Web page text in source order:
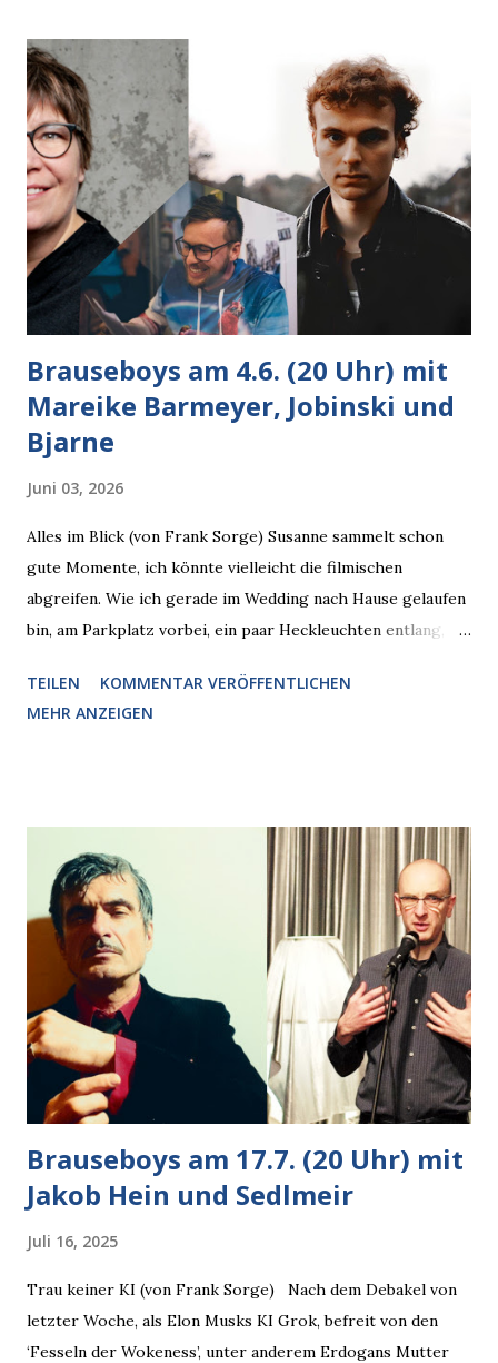
Brauseboys am 4.6. (20 Uhr) mit
Mareike Barmeyer, Jobinski und
Bjarne
Juni 03, 2026
Alles im Blick (von Frank Sorge) Susanne sammelt schon
gute Momente, ich könnte vielleicht die filmischen
abgreifen. Wie ich gerade im Wedding nach Hause gelaufen
bin, am Parkplatz vorbei, ein paar Heckleuchten entlang, als
den Blick kam, mit verlockend frisch leuchtenden
Pizzastücken. Von links pirschte sich eine Krähe an das
Krähe und ihn an, er die Krähe und mich, wir lächelten
gleichzeitig amüsiert. “Vorsicht!”, sagte ich zu ihm, “im
Wedding muss man immer aufpassen!” “Mach ich!”,
bestätigte der freundliche Nachbar, "Hab alles im Blick!”
Wir fixierten die ertappte Krähe, die sich zurückzog.
Heute ging sie leer aus, Abspann, Ende. Die Brauseboys am
Donnerstag, 4.6. (20 Uhr) Mit Mareike Barmeyer , Jobinski
und Bjarne Haus der Sinne (Ystader St...
TEILEN
KOMMENTAR VERÖFFENTLICHEN
MEHR ANZEIGEN
Brauseboys am 17.7. (20 Uhr) mit
Jakob Hein und Sedlmeir
Juli 16, 2025
Trau keiner KI (von Frank Sorge) Nach dem Debakel von
letzter Woche, als Elon Musks KI Grok, befreit von den
‘Fesseln der Wokeness’, unter anderem Erdogans Mutter